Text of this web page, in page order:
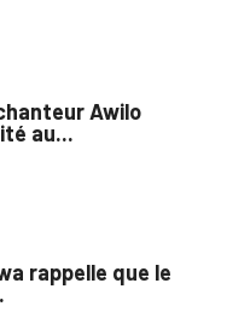
Awilo
au...
rappelle que le